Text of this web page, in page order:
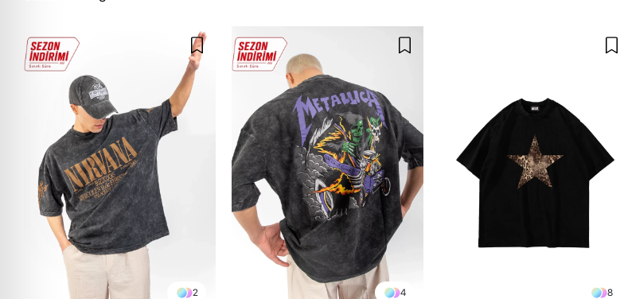
2 4 8